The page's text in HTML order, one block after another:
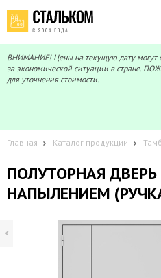
ВНИМАНИЕ! Цены на текущую дату могут
за экономической ситуации в стране.
для уточнения стоимости.
Главная Каталог продукции
ПОЛУТОРНАЯ
НАПЫЛЕНИЕМ
Telegram
Max